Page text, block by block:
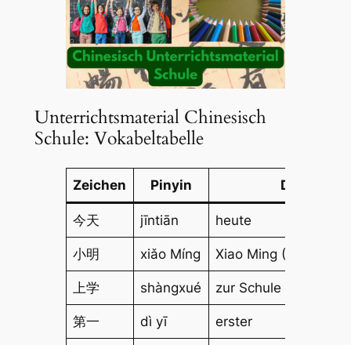
Unterrichtsmaterial Chinesisch
Schule: Vokabeltabelle
Zeichen Pinyin Deutsch
今天 jīntiān heute
小明 xiǎo Míng Xiao Ming (Name)
上学 shàngxué zur Schule gehen
第一 dì yī erster